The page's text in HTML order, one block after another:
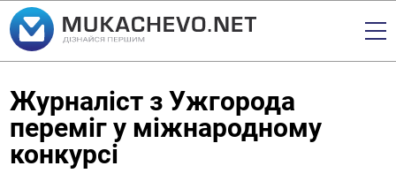
Журналіст з Ужгорода
переміг у міжнародному
конкурсі